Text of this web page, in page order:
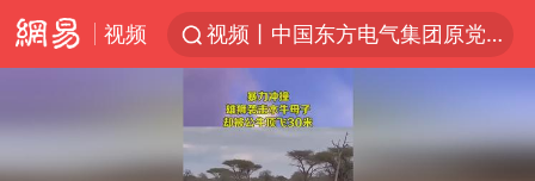
视频
视频丨中国东方电气集团原党组副书记、董事宋致远被查
女主硬加吻戏短剧已下架